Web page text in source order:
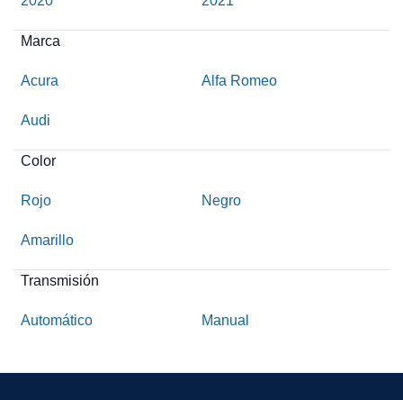
Marca
Acura Alfa Romeo
Audi
Color
Rojo Negro
Amarillo
Transmisión
Automático Manual